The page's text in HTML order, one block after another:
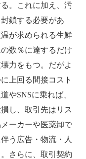
。これに加え、汚
鎖する必要があ
が求められる生鮮
数％に達するだけ
力をもつ。だがよ
上回る間接コスト
やSNSに乗れば、
し、取引先はリス
ーカーや医薬卸で
う広告・物流・人
さらに、取引契約